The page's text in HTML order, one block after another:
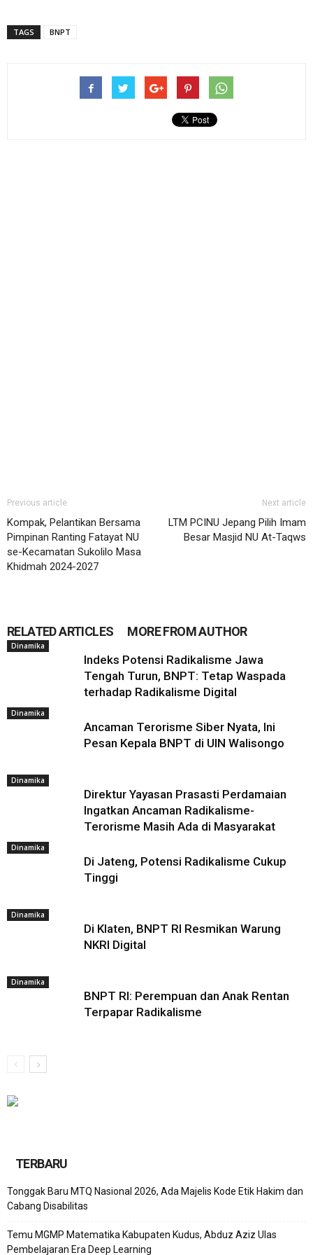
TAGS BNPT
Previous article
Kompak, Pelantikan Bersama
Pimpinan Ranting Fatayat NU
se-Kecamatan Sukolilo Masa
Khidmah 2024-2027
Next article
LTM PCINU Jepang Pilih Imam
Besar Masjid NU At-Taqws
RELATED ARTICLES MORE FROM AUTHOR
Dinamika
Indeks Potensi Radikalisme Jawa
Tengah Turun, BNPT: Tetap Waspada
terhadap Radikalisme Digital
Dinamika
Ancaman Terorisme Siber Nyata, Ini
Pesan Kepala BNPT di UIN Walisongo
Dinamika
Direktur Yayasan Prasasti Perdamaian
Ingatkan Ancaman Radikalisme-
Terorisme Masih Ada di Masyarakat
Dinamika
Di Jateng, Potensi Radikalisme Cukup
Tinggi
Dinamika
Di Klaten, BNPT RI Resmikan Warung
NKRI Digital
Dinamika
BNPT RI: Perempuan dan Anak Rentan
Terpapar Radikalisme
TERBARU
Tonggak Baru MTQ Nasional 2026, Ada Majelis Kode Etik Hakim dan
Cabang Disabilitas
Temu MGMP Matematika Kabupaten Kudus, Abduz Aziz Ulas
Pembelajaran Era Deep Learning